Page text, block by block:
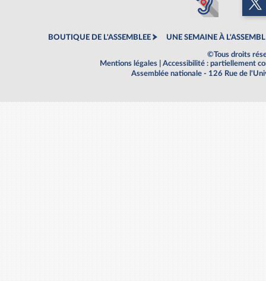
BOUTIQUE DE L'ASSEMBLEE UNE SEMAINE À
©Tous droits
Mentions légales
Accessibilité : partiellement
Assemblée nationale - 126 Rue de